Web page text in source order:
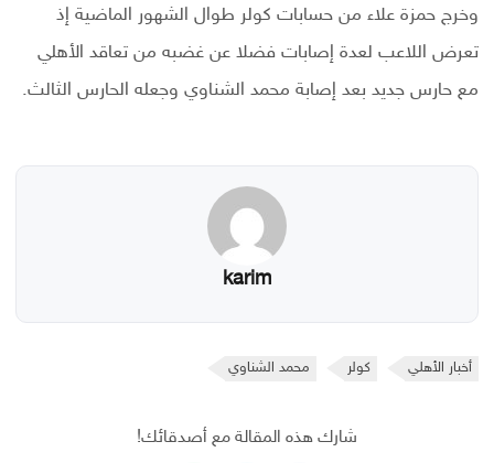
وخرج حمزة علاء من حسابات كولر طوال الشهور الماضية إذ
تعرض اللاعب لعدة إصابات فضلا عن غضبه من تعاقد الأهلي
مع حارس جديد بعد إصابة محمد الشناوي وجعله الحارس الثالث.
karim
أخبار الأهلي كولر محمد الشناوي
شارك هذه المقالة مع أصدقائك!